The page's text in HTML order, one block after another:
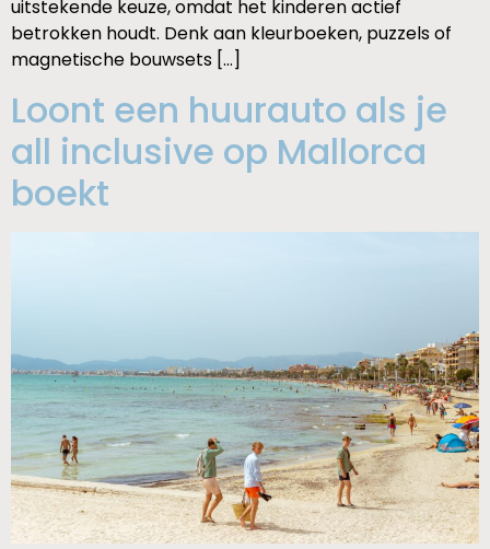
uitstekende keuze, omdat het kinderen actief
betrokken houdt. Denk aan kleurboeken, puzzels of
magnetische bouwsets […]
Loont een huurauto als je
all inclusive op Mallorca
boekt